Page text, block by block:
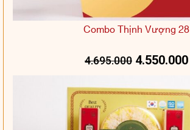
Combo Thịnh Vượng 28
4.695.000 4.550.000